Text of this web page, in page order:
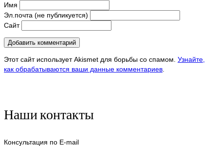
Имя
Эл.почта (не публикуется)
Сайт
Этот сайт использует Akismet для борьбы со спамом. Узнайте,
как обрабатываются ваши данные комментариев
Наши контакты
Консультация по E-mail